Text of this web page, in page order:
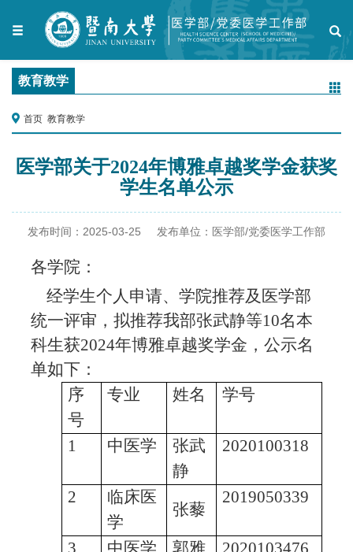
教育教学
首页 教育教学
医学部关于2024年博雅卓越奖学金获奖
学生名单公示
发布时间： 2025-03-25 发布单位： 医学部/党委医学工作部
各学院：
经学生个人申请、学院推荐及医学部
统一评审，拟推荐我部张武静等10名本
科生获2024年博雅卓越奖学金，公示名
单如下：
序
号
专业 姓名 学号
1 中医学
张武
静
2020100318
2
临床医
学
张藜
2019050339
3 中医学
郭雅
2020103476